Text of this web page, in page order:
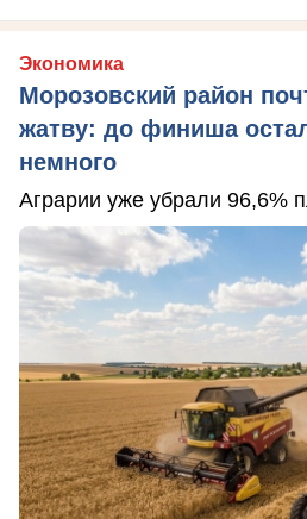
Экономика
Морозовский район
жатву: до финиша
немного
Аграрии уже убрали 96,6%